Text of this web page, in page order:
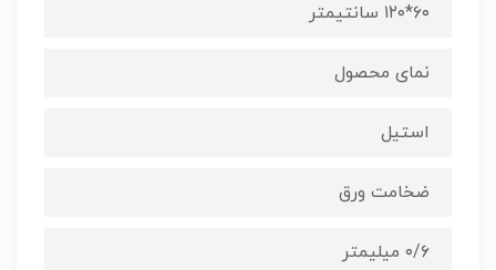
۶۰*۱۲۰ سانتیمتر
نمای محصول
استیل
ضخامت ورق
۰/۶ میلیمتر